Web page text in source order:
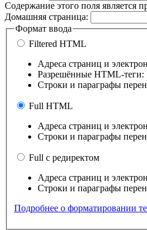
Содержание этого поля является
Домашняя страница:
Формат ввода
Filtered HTML
Адреса страниц и
Разрешённые HTML-теги:
Строки и параграфы
Full HTML
Адреса страниц и
Строки и параграфы
Full с редиректом
Адреса страниц и
Строки и параграфы
Подробнее о форматировании